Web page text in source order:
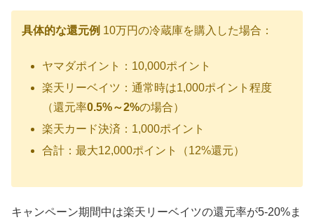
具体的な還元例 10万円の冷蔵庫を購入した場合：
ヤマダポイント：10,000ポイント
楽天リーベイツ：通常時は1,000ポイント程度
（還元率0.5%～2%の場合）
楽天カード決済：1,000ポイント
合計：最大12,000ポイント（12%還元）
キャンペーン期間中は楽天リーベイツの還元率が5-20%ま